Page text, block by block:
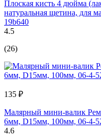
Плоская кисть 4 дюйма
натуральная щетина, для
19b640
4.5
(26)
135 ₽
Малярный мини-валик
6мм, D15мм, 100мм, 06-4-
4.6